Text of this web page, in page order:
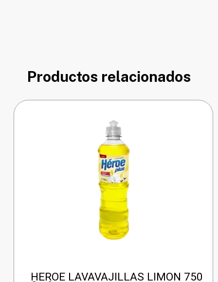
Productos relacionados
HEROE LAVAVAJILLAS LIMON 750